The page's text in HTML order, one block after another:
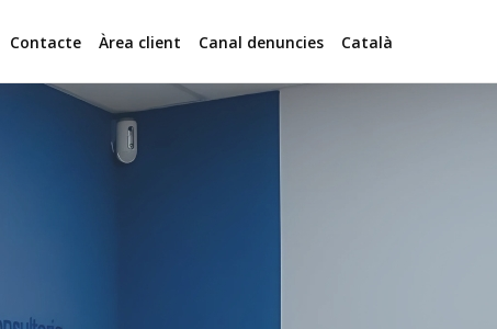
Contacte Àrea client Canal denuncies Català